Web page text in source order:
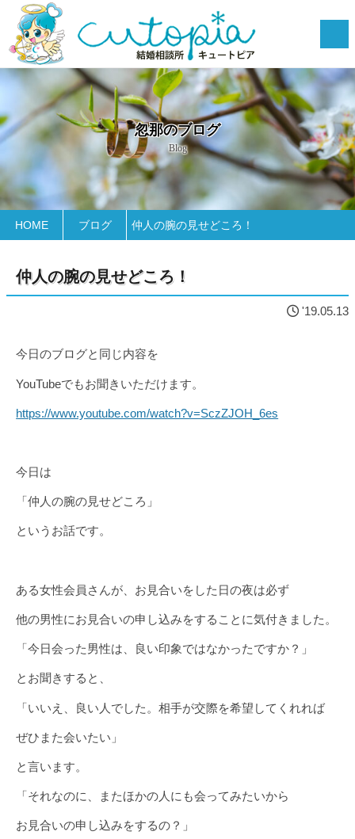
忽那のブログ
Blog
HOME ブログ 仲人の腕の見せどころ！
仲人の腕の見せどころ！
'19.05.13
今日のブログと同じ内容を
YouTubeでもお聞きいただけます。
https://www.youtube.com/watch?v=SczZJOH_6es
今日は
「仲人の腕の見せどころ」
というお話です。
ある女性会員さんが、お見合いをした日の夜は必ず
他の男性にお見合いの申し込みをすることに気付きました。
「今日会った男性は、良い印象ではなかったですか？」
とお聞きすると、
「いいえ、良い人でした。相手が交際を希望してくれれば
ぜひまた会いたい」
と言います。
「それなのに、またほかの人にも会ってみたいから
お見合いの申し込みをするの？」